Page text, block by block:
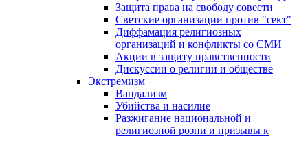
Защита права на свободу совести
Светские организации против "сект"
Диффамация религиозных
организаций и конфликты со СМИ
Акции в защиту нравственности
Дискуссии о религии и обществе
Экстремизм
Вандализм
Убийства и насилие
Разжигание национальной и
религиозной розни и призывы к